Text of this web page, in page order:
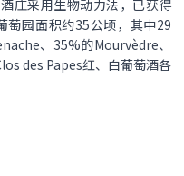
庄采用生物动力法，已获得
园面积约35公顷，其中29
、35%的Mourvèdre、
des Papes红、白葡萄酒各